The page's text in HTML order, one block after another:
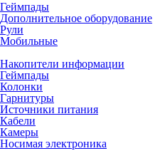
Геймпады
Дополнительное оборудование
Рули
Мобильные
Накопители информации
Геймпады
Колонки
Гарнитуры
Источники питания
Кабели
Камеры
Носимая электроника